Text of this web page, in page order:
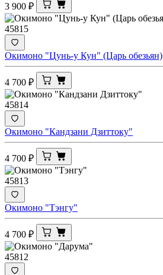
3 900 ₽
45815
Окимоно "Цунь-у Кун" (Царь обезьян)
4 700 ₽
45814
Окимоно "Кандзани Дзиттоку"
4 700 ₽
45813
Окимоно "Тэнгу"
4 700 ₽
45812